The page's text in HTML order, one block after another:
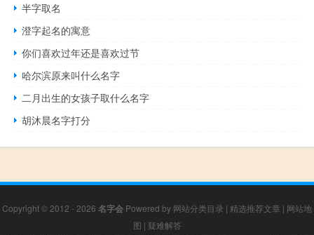
半字取名
澄字起名的寓意
你们喜欢过年还是喜欢过节
哈尔滨原来叫什么名字
二月出生的女孩子取什么名字
胡沐晨名字打分
Copyright © 2012 - 2026 名字会 Powered by 网站分类目录 | 精选推荐文章 | 网站地
图 | 疑难解答